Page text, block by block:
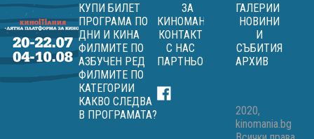
КУПИ БИЛЕТ
ПРОГРАМА ПО
ДНИ И КИНА
ФИЛМИТЕ ПО
АЗБУЧЕН РЕД
ФИЛМИТЕ ПО
КАТЕГОРИИ
КАКВО СЛЕДВА
В ПРОГРАМАТА?
ЗА
КИНОМАНИЯ
КОНТАКТ
С НАС
ПАРТНЬОРИ
ГАЛЕРИИ
НОВИНИ
И
СЪБИТИЯ
АРХИВ
2020,
kinomania.bg